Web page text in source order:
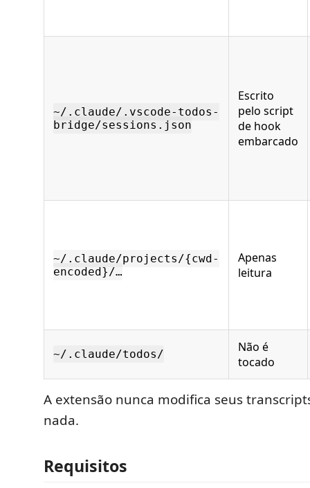
~/.claude/.vscode-todos-
bridge/sessions.json
Escrito
pelo script
de hook
embarcado
~/.claude/projects/{cwd-
encoded}/…
Apenas
leitura
~/.claude/todos/
Não é
tocado
A extensão nunca modifica seus
nada.
Requisitos